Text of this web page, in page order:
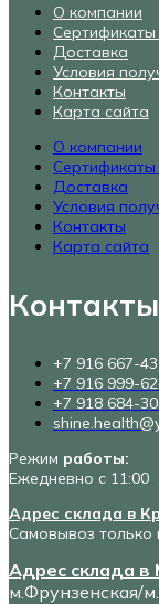
О компании
Сертификаты
Доставка
Условия
Контакты
Карта сайта
О компании
Сертификаты
Доставка
Условия
Контакты
Карта сайта
Контакты
+7 916 667-
+7 916 999-
+7 918 684-
Режим работы:
Ежедневно с 11:00
Адрес склада в
Самовывоз только
Адрес склада в
м.Фрунзенская/